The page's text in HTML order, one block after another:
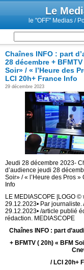
Le
le "OFF" Medias /
Chaînes INFO : part
28 décembre +
Soir» / « l’Heure des
LCI 20h+ France Info
29 décembre 2023
Jeudi 28 décembre 2023-
d’audience jeudi 28
Soir» / « l’Heure des Pros
Info
LE MEDIASCOPE |LOGO
29.12.2023• Par journaliste.
29.12.2023• /article publié
rédaction. MEDIASCOPE
Chaînes INFO : part
+ BFMTV ( 20h) « BFM
/ LCI 20h+